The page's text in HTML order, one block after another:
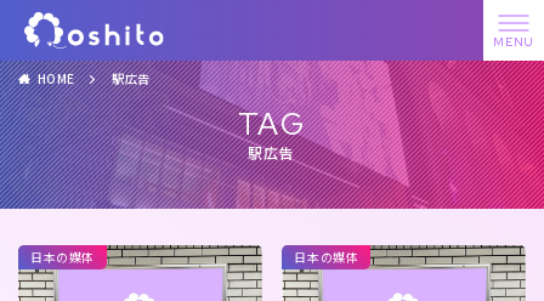
HOME 駅広告
TAG
駅広告
日本の媒体 日本の媒体